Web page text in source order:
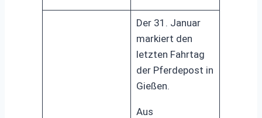
Der 31. Januar
markiert den
letzten Fahrtag
der Pferdepost in
Gießen.
Aus